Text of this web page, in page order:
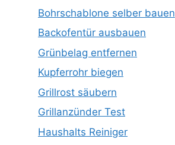
Bohrschablone selber bauen
Backofentür ausbauen
Grünbelag entfernen
Kupferrohr biegen
Grillrost säubern
Grillanzünder Test
Haushalts Reiniger